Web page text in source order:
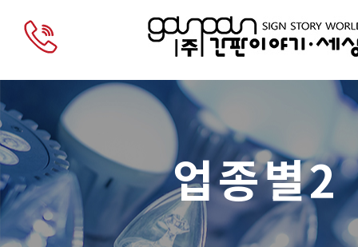
업종별2